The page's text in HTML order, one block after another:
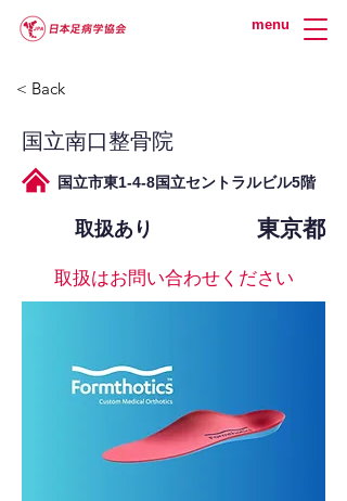
menu
< Back
国立南口整骨院
国立市東1-4-8国立セントラルビル5階
取扱あり 東京都
取扱はお問い合わせください